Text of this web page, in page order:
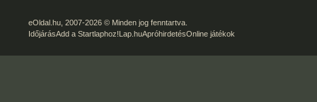
eOldal.hu , 2007-2026 © Minden jog fenntartva.
IdőjárásAdd a Startlaphoz!Lap.huApróhirdetésOnline játékok